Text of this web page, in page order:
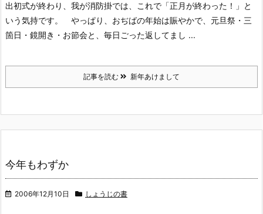
出初式が終わり、我が消防掛では、これで「正月が終わった！」と
いう気持です。
やっぱり、おぢばの年始は賑やかで、元旦祭・三
箇日・鏡開き・お節会と、毎日ごった返してまし ...
記事を読む 新年あけまして
今年もわずか
2006年12月10日 しょうじの書